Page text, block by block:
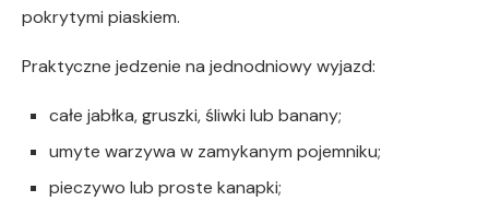
pokrytymi piaskiem.
Praktyczne jedzenie na jednodniowy wyjazd:
całe jabłka, gruszki, śliwki lub banany;
umyte warzywa w zamykanym pojemniku;
pieczywo lub proste kanapki;